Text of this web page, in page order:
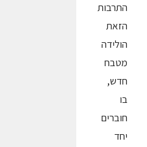
התרבות
הזאת
הולידה
מטבח
חדש,
בו
חוברים
יחד